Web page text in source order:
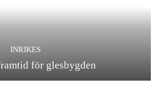
INRIKES
för glesbygden